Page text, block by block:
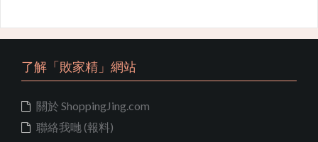
了解「敗家精」網站
關於 ShoppingJing.com
聯絡我哋 (報料)